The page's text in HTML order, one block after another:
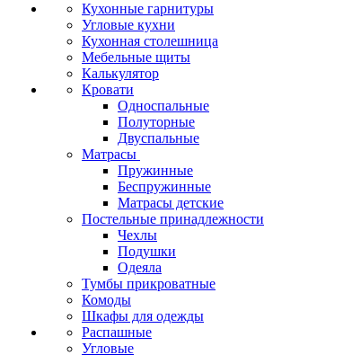
Кухонные гарнитуры
Угловые кухни
Кухонная столешница
Мебельные щиты
Калькулятор
Кровати
Односпальные
Полуторные
Двуспальные
Матрасы
Пружинные
Беспружинные
Матрасы детские
Постельные принадлежности
Чехлы
Подушки
Одеяла
Тумбы прикроватные
Комоды
Шкафы для одежды
Распашные
Угловые